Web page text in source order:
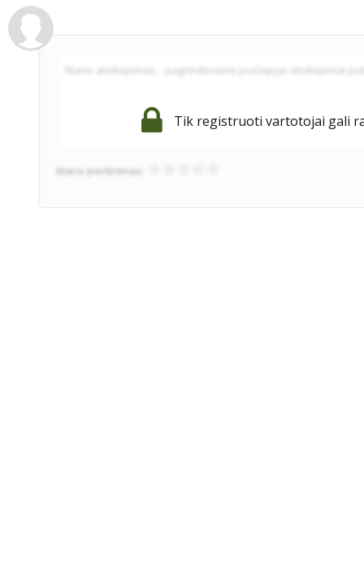
Tik registruoti vartotojai gali
Mano įvertinimas: